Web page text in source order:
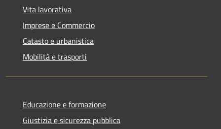
Vita lavorativa
Imprese e Commercio
Catasto e urbanistica
Mobilità e trasporti
Educazione e formazione
Giustizia e sicurezza pubblica